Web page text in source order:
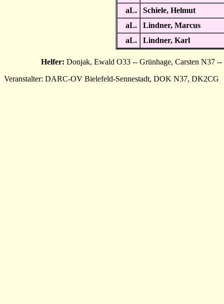
aL.
Schiele, Helmut
aL.
Lindner, Marcus
aL.
Lindner, Karl
Helfer: Donjak, Ewald O33 -- Grünhage, Carsten N37
Veranstalter: DARC-OV Bielefeld-Sennestadt, DOK N37, DK2CG